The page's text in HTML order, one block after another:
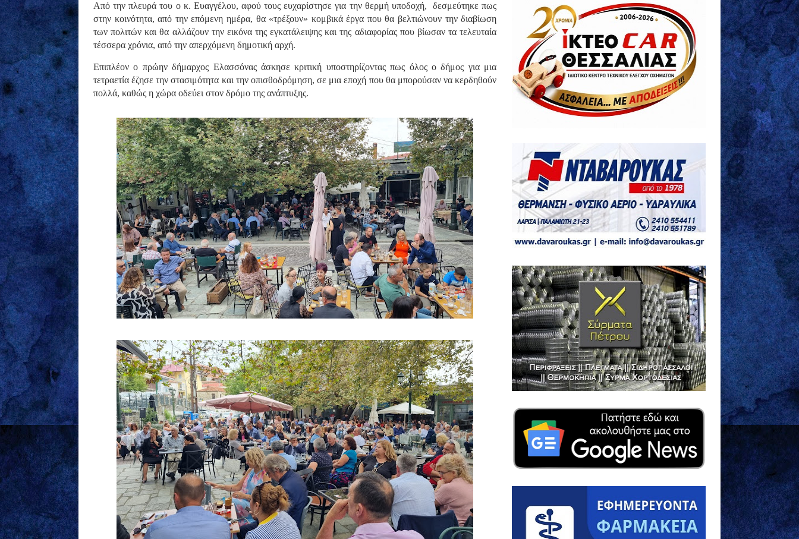
Από την πλευρά του ο κ. Ευαγγέλου, αφού τους ευχαρίστησε για την θερμή υποδοχή, δεσμεύτηκε πως
στην κοινότητα, από την επόμενη ημέρα, θα «τρέξουν» κομβικά έργα που θα βελτιώνουν την διαβίωση
των πολιτών και θα αλλάζουν την εικόνα της εγκατάλειψης και της αδιαφορίας που βίωσαν τα τελευταία
τέσσερα χρόνια, από την απερχόμενη δημοτική αρχή.
Επιπλέον ο πρώην δήμαρχος Ελασσόνας άσκησε κριτική υποστηρίζοντας πως όλος ο δήμος για μια
τετραετία έζησε την στασιμότητα και την οπισθοδρόμηση, σε μια εποχή που θα μπορούσαν να κερδηθούν
πολλά, καθώς η χώρα οδεύει στον δρόμο της ανάπτυξης.